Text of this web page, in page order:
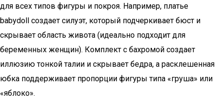
для всех типов фигуры и покроя. Например, платье
babydoll создает силуэт, который подчеркивает бюст и
скрывает область живота (идеально подходит для
беременных женщин). Комплект с бахромой создает
иллюзию тонкой талии и скрывает бедра, а расклешенная
юбка поддерживает пропорции фигуры типа «груша» или
«яблоко».